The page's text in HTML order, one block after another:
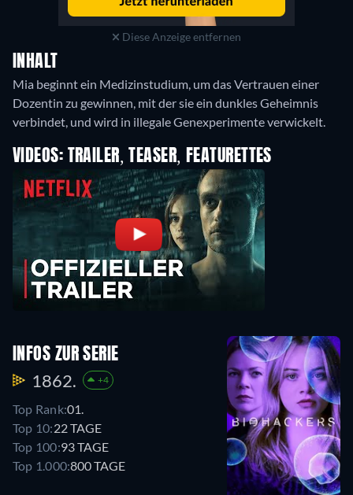
Diese Anzeige entfernen
INHALT
Mia beginnt ein Medizinstudium, um das Vertrauen einer
Dozentin zu gewinnen, mit der sie ein dunkles Geheimnis
verbindet, und wird in illegale Genexperimente verwickelt.
VIDEOS: TRAILER, TEASER, FEATURETTES
INFOS ZUR SERIE
1862. +4
Top Rank:01.
Top 10:22 TAGE
Top 100:93 TAGE
Top 1.000:800 TAGE